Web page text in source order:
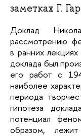
заметках Г.
Доклад
рассмотрению
в ранних лекциях
доклада был
его работ с
наиболее
периода
гипотеза
потенциал
образом,